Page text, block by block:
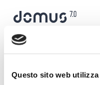
Questo sito web
main
content